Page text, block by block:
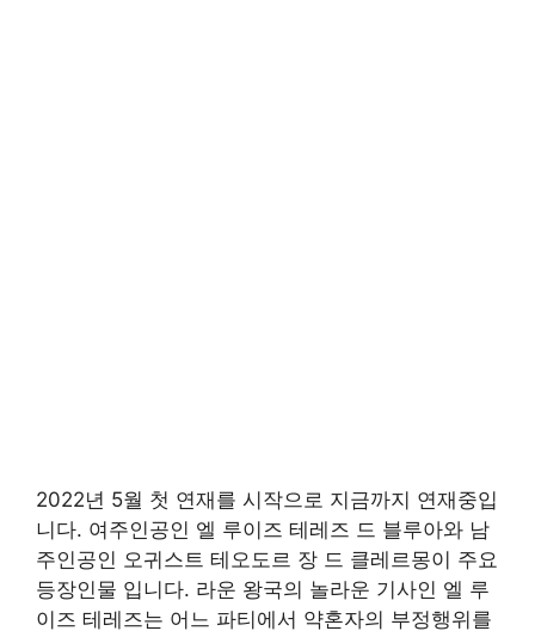
2022년 5월 첫 연재를 시작으로 지금까지 연재중입
니다. 여주인공인 엘 루이즈 테레즈 드 블루아와 남
주인공인 오귀스트 테오도르 장 드 클레르몽이 주요
등장인물 입니다. 라운 왕국의 놀라운 기사인 엘 루
이즈 테레즈는 어느 파티에서 약혼자의 부정행위를